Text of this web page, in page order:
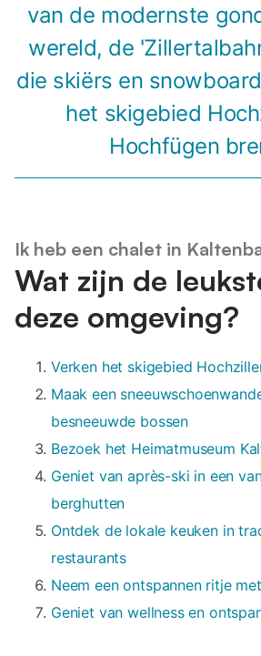
van de modernste
wereld, de
die skiërs en
het skigebied
Hochfügen
Ik heb een chalet in
Wat zijn de
deze omgeving?
Verken het skigebied
Maak een
besneeuwde bossen
Bezoek het Heimatmuseum
Geniet van après-ski in een
berghutten
Ontdek de lokale keuken in
restaurants
Neem een ontspannen ritje
Geniet van wellness en